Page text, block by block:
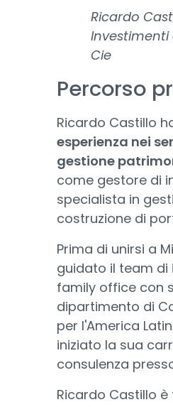
Ricardo
Cie
Percorso
Ricardo Castillo
esperienza nei
gestione
come gestore di
specialista in
costruzione di
Prima di unirsi a
guidato il team di
family office con
dipartimento di
per l'America
iniziato la sua
consulenza
Ricardo Castillo